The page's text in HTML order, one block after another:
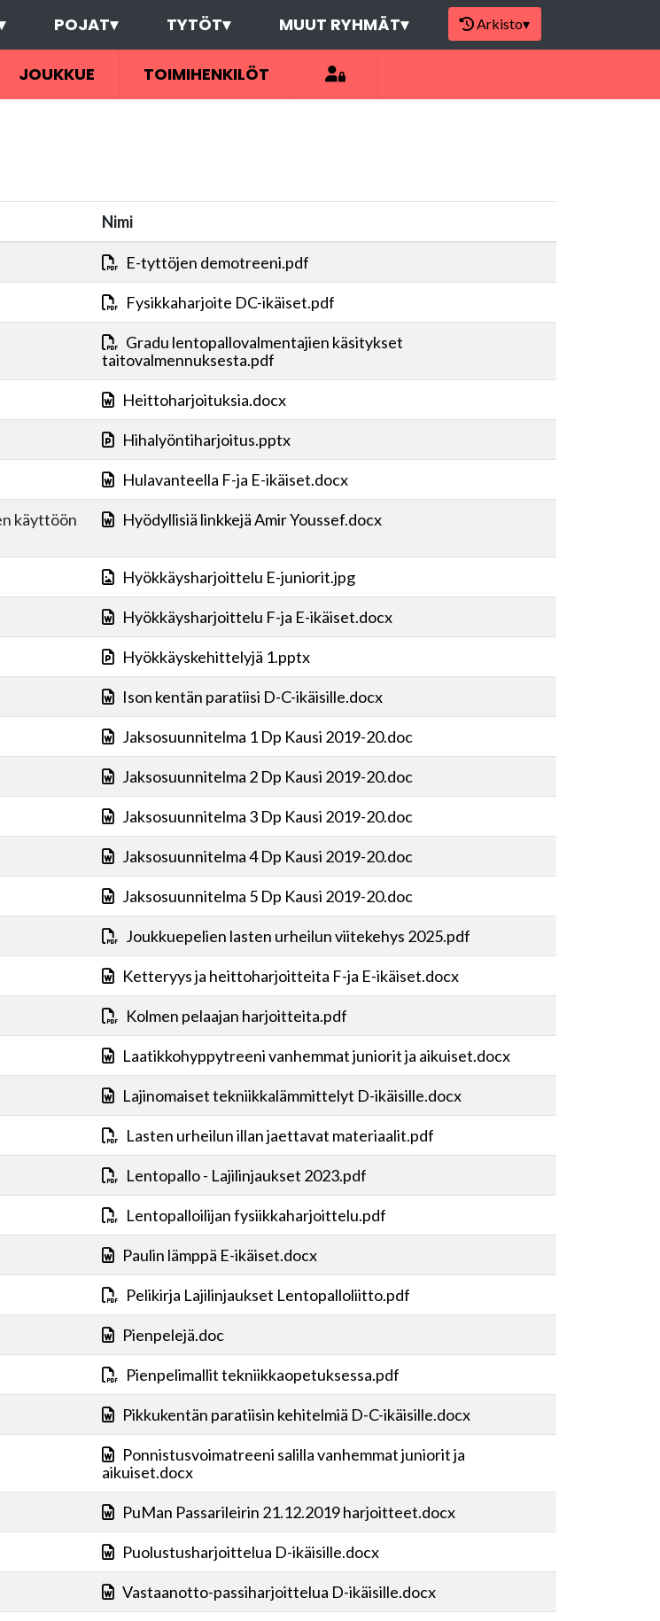
POJAT▾ TYTÖT▾ MUUT RYHMÄT▾ Arkisto▾
JOUKKUE TOIMIHENKILÖT
Nimi
E-tyttöjen demotreeni.pdf
Fysikkaharjoite DC-ikäiset.pdf
Gradu lentopallovalmentajien käsitykset
taitovalmennuksesta.pdf
Heittoharjoituksia.docx
Hihalyöntiharjoitus.pptx
Hulavanteella F-ja E-ikäiset.docx
käyttöön
Hyödyllisiä linkkejä Amir Youssef.docx
Hyökkäysharjoittelu E-juniorit.jpg
Hyökkäysharjoittelu F-ja E-ikäiset.docx
Hyökkäyskehittelyjä 1.pptx
Ison kentän paratiisi D-C-ikäisille.docx
Jaksosuunnitelma 1 Dp Kausi 2019-20.doc
Jaksosuunnitelma 2 Dp Kausi 2019-20.doc
Jaksosuunnitelma 3 Dp Kausi 2019-20.doc
Jaksosuunnitelma 4 Dp Kausi 2019-20.doc
Jaksosuunnitelma 5 Dp Kausi 2019-20.doc
Joukkuepelien lasten urheilun viitekehys 2025.pdf
Ketteryys ja heittoharjoitteita F-ja E-ikäiset.docx
Kolmen pelaajan harjoitteita.pdf
Laatikkohyppytreeni vanhemmat juniorit ja aikuiset.docx
Lajinomaiset tekniikkalämmittelyt D-ikäisille.docx
Lasten urheilun illan jaettavat materiaalit.pdf
Lentopallo - Lajilinjaukset 2023.pdf
Lentopalloilijan fysiikkaharjoittelu.pdf
Paulin lämppä E-ikäiset.docx
Pelikirja Lajilinjaukset Lentopalloliitto.pdf
Pienpelejä.doc
Pienpelimallit tekniikkaopetuksessa.pdf
Pikkukentän paratiisin kehitelmiä D-C-ikäisille.docx
Ponnistusvoimatreeni salilla vanhemmat juniorit ja
aikuiset.docx
PuMan Passarileirin 21.12.2019 harjoitteet.docx
Puolustusharjoittelua D-ikäisille.docx
Vastaanotto-passiharjoittelua D-ikäisille.docx